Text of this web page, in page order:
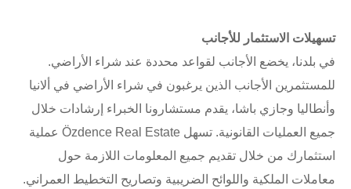
تسهيلات الاستثمار للأجانب
في بلدنا، يخضع الأجانب لقواعد محددة عند شراء الأراضي.
للمستثمرين الأجانب الذين يرغبون في شراء الأراضي في ألانيا
وأنطاليا وجازي باشا، يقدم مستشارونا الخبراء إرشادات خلال
جميع العمليات القانونية. تسهل Özdence Real Estate عملية
استثمارك من خلال تقديم جميع المعلومات اللازمة حول
معاملات الملكية واللوائح الضريبية وتصاريح التخطيط العمراني.